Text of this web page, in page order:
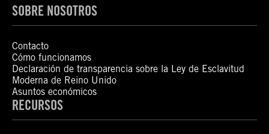
SOBRE NOSOTROS
Contacto
Cómo funcionamos
Declaración de transparencia sobre la Ley de Esclavitud
Moderna de Reino Unido
Asuntos económicos
RECURSOS